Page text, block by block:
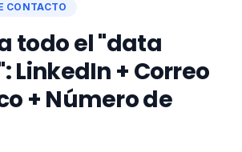
CONTACTO
todo el "data
LinkedIn + Correo
+ Número de